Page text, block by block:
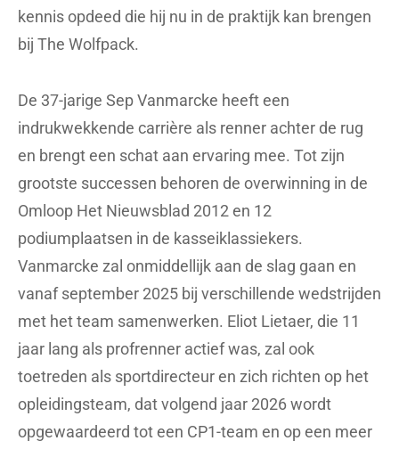
kennis opdeed die hij nu in de praktijk kan brengen
bij The Wolfpack.
De 37-jarige Sep Vanmarcke heeft een
indrukwekkende carrière als renner achter de rug
en brengt een schat aan ervaring mee. Tot zijn
grootste successen behoren de overwinning in de
Omloop Het Nieuwsblad 2012 en 12
podiumplaatsen in de kasseiklassiekers.
Vanmarcke zal onmiddellijk aan de slag gaan en
vanaf september 2025 bij verschillende wedstrijden
met het team samenwerken. Eliot Lietaer, die 11
jaar lang als profrenner actief was, zal ook
toetreden als sportdirecteur en zich richten op het
opleidingsteam, dat volgend jaar 2026 wordt
opgewaardeerd tot een CP1-team en op een meer